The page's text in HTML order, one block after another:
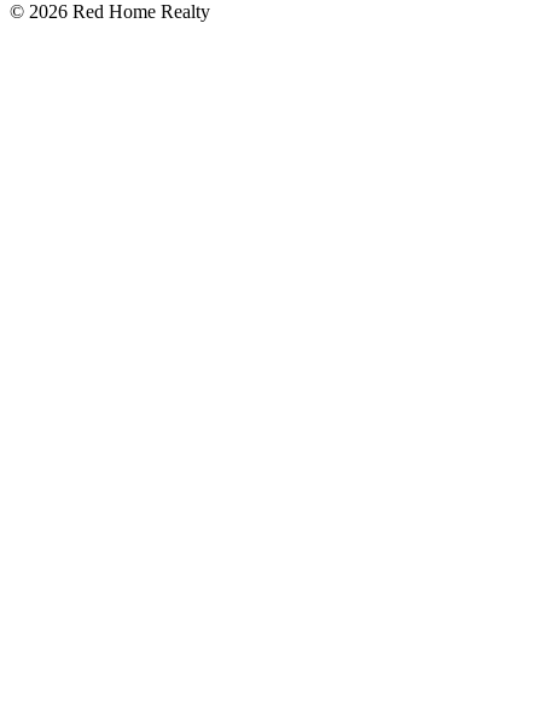
© 2026 Red Home Realty